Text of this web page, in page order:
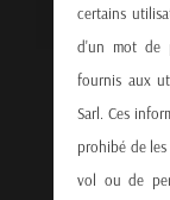
certains
d'un mot de
fournis aux
Sarl. Ces
prohibé de
vol ou de